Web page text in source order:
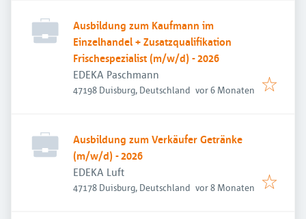
Ausbildung zum Kaufmann im
Einzelhandel + Zusatzqualifikation
Frischespezialist (m/w/d) - 2026
EDEKA Paschmann
47198 Duisburg, Deutschland Veröffentlicht:
vor 6 Monaten
Ausbildung zum Verkäufer Getränke
(m/w/d) - 2026
EDEKA Luft
47178 Duisburg, Deutschland Veröffentlicht:
vor 8 Monaten